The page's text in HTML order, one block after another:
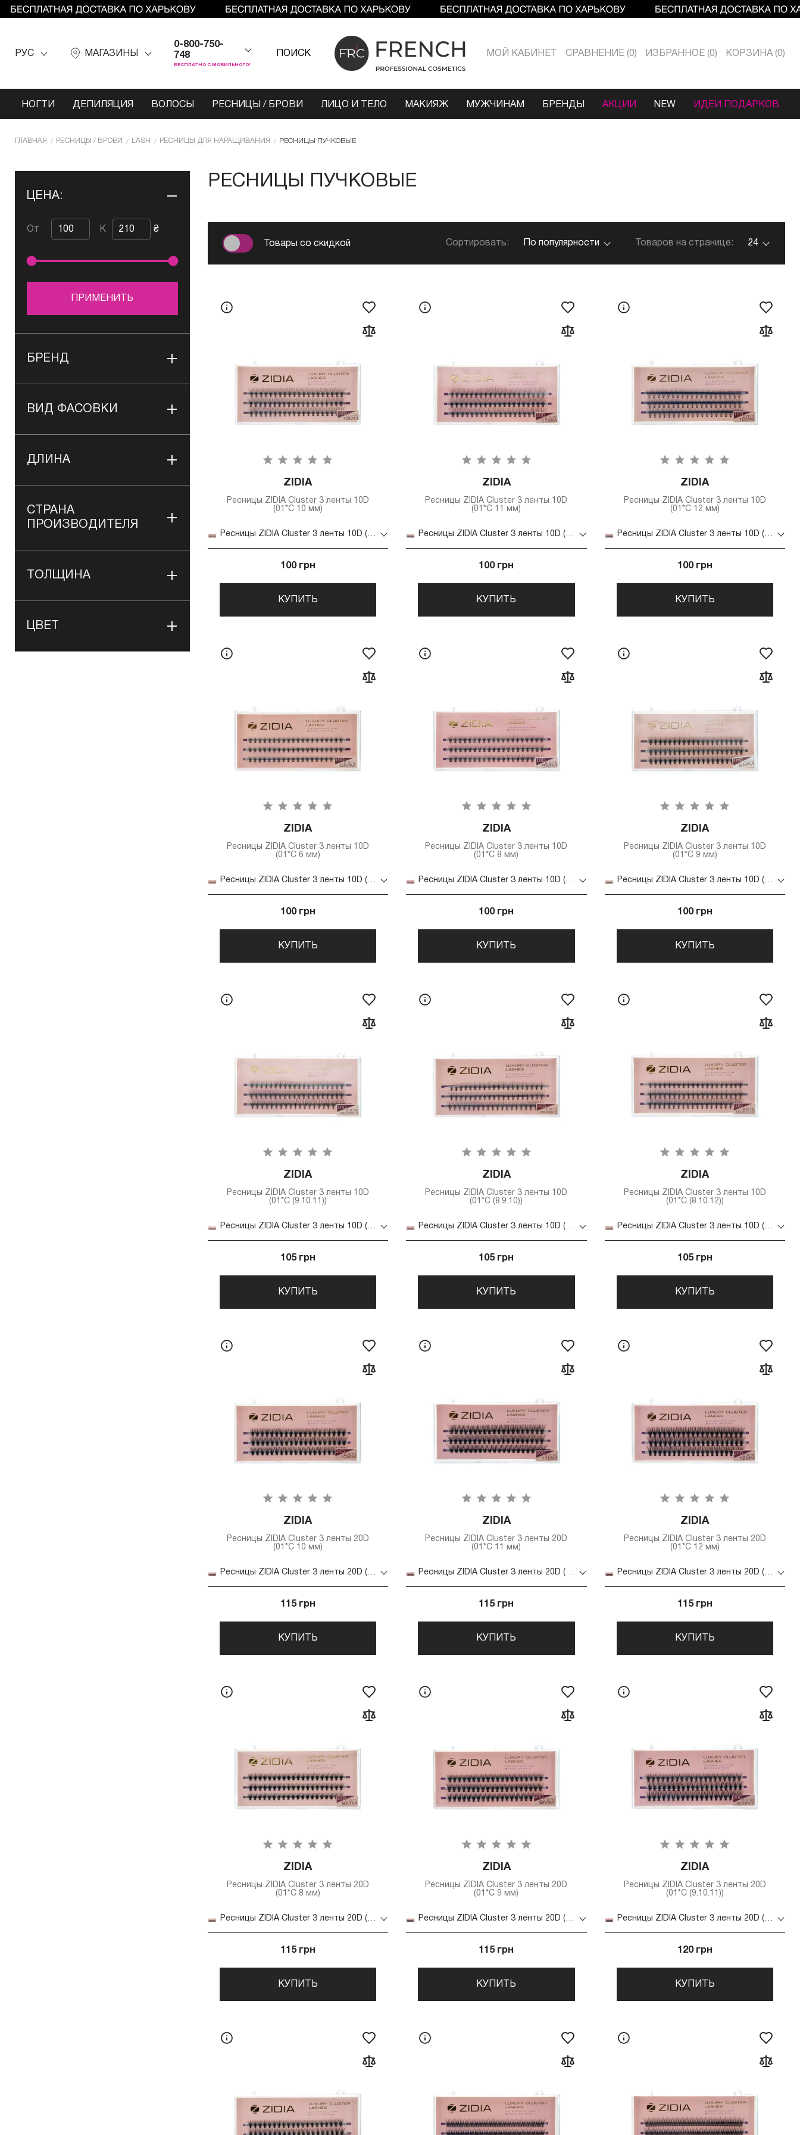
РУС МАГАЗИНЫ
0-800-750-
748
БЕСПЛАТНО С МОБИЛЬНОГО!
ПОИСК МОЙ КАБИНЕТ СРАВНЕНИЕ 0 ИЗБРАННОЕ 0 КОРЗИНА 0
НОГТИ ДЕПИЛЯЦИЯ ВОЛОСЫ РЕСНИЦЫ / БРОВИ ЛИЦО И ТЕЛО МАКИЯЖ МУЖЧИНАМ БРЕНДЫ АКЦИИ NEW ИДЕИ ПОДАРКОВ
ГЛАВНАЯ РЕСНИЦЫ / БРОВИ LASH РЕСНИЦЫ ДЛЯ НАРАЩИВАНИЯ РЕСНИЦЫ ПУЧКОВЫЕ
ЦЕНА:
От К ₴
ПРИМЕНИТЬ
БРЕНД
ВИД ФАСОВКИ
ДЛИНА
СТРАНА
ПРОИЗВОДИТЕЛЯ
ТОЛЩИНА
ЦВЕТ
РЕСНИЦЫ ПУЧКОВЫЕ
Товары со скидкой Сортировать: По популярности Товаров на странице: 24
ZIDIA
Ресницы ZIDIA Cluster 3 ленты 10D
(01*C 10 мм)
Ресницы ZIDIA Cluster 3 ленты 10D (01*C 10 мм)
100 грн
КУПИТЬ
ZIDIA
Ресницы ZIDIA Cluster 3 ленты 10D
(01*C 11 мм)
Ресницы ZIDIA Cluster 3 ленты 10D (01*C 11 мм)
100 грн
КУПИТЬ
ZIDIA
Ресницы ZIDIA Cluster 3 ленты 10D
(01*C 12 мм)
Ресницы ZIDIA Cluster 3 ленты 10D (01*C 12 мм)
100 грн
КУПИТЬ
ZIDIA
Ресницы ZIDIA Cluster 3 ленты 10D
(01*C 6 мм)
Ресницы ZIDIA Cluster 3 ленты 10D (01*C 6 мм)
100 грн
КУПИТЬ
ZIDIA
Ресницы ZIDIA Cluster 3 ленты 10D
(01*C 8 мм)
Ресницы ZIDIA Cluster 3 ленты 10D (01*C 8 мм)
100 грн
КУПИТЬ
ZIDIA
Ресницы ZIDIA Cluster 3 ленты 10D
(01*C 9 мм)
Ресницы ZIDIA Cluster 3 ленты 10D (01*C 9 мм)
100 грн
КУПИТЬ
ZIDIA
Ресницы ZIDIA Cluster 3 ленты 10D
(01*C (9.10.11))
Ресницы ZIDIA Cluster 3 ленты 10D (01*C (9.10.11))
105 грн
КУПИТЬ
ZIDIA
Ресницы ZIDIA Cluster 3 ленты 10D
(01*C (8.9.10))
Ресницы ZIDIA Cluster 3 ленты 10D (01*C (8.9.10))
105 грн
КУПИТЬ
ZIDIA
Ресницы ZIDIA Cluster 3 ленты 10D
(01*C (8.10.12))
Ресницы ZIDIA Cluster 3 ленты 10D (01*C (8.10.12))
105 грн
КУПИТЬ
ZIDIA
Ресницы ZIDIA Cluster 3 ленты 20D
(01*C 10 мм)
Ресницы ZIDIA Cluster 3 ленты 20D (01*C 10 мм)
115 грн
КУПИТЬ
ZIDIA
Ресницы ZIDIA Cluster 3 ленты 20D
(01*C 11 мм)
Ресницы ZIDIA Cluster 3 ленты 20D (01*C 11 мм)
115 грн
КУПИТЬ
ZIDIA
Ресницы ZIDIA Cluster 3 ленты 20D
(01*C 12 мм)
Ресницы ZIDIA Cluster 3 ленты 20D (01*C 12 мм)
115 грн
КУПИТЬ
ZIDIA
Ресницы ZIDIA Cluster 3 ленты 20D
(01*C 8 мм)
Ресницы ZIDIA Cluster 3 ленты 20D (01*C 8 мм)
115 грн
КУПИТЬ
ZIDIA
Ресницы ZIDIA Cluster 3 ленты 20D
(01*C 9 мм)
Ресницы ZIDIA Cluster 3 ленты 20D (01*C 9 мм)
115 грн
КУПИТЬ
ZIDIA
Ресницы ZIDIA Cluster 3 ленты 20D
(01*C (9.10.11))
Ресницы ZIDIA Cluster 3 ленты 20D (01*C (9.10.11))
120 грн
КУПИТЬ